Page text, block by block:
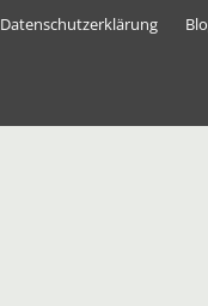
Datenschutzerklärung